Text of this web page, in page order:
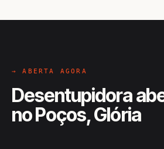
→ ABERTA AGORA
Desentupidora
no Poços, Glória